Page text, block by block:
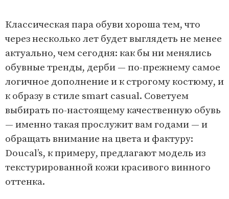
Классическая пара обуви хороша тем, что
через несколько лет будет выглядеть не менее
актуально, чем сегодня: как бы ни менялись
обувные тренды, дерби — по-прежнему самое
логичное дополнение и к строгому костюму, и
к образу в стиле smart casual. Советуем
выбирать по-настоящему качественную обувь
— именно такая прослужит вам годами — и
обращать внимание на цвета и фактуру:
Doucal’s, к примеру, предлагают модель из
текстурированной кожи красивого винного
оттенка.